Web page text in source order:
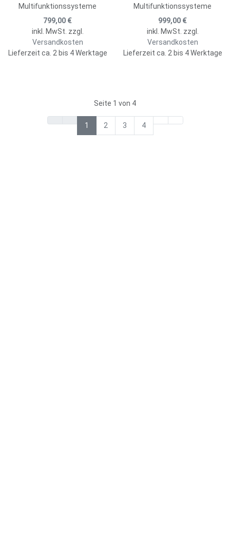
Multifunktionssysteme
799,00 €
inkl. MwSt. zzgl.
Versandkosten
Lieferzeit ca. 2 bis 4 Werktage
Multifunktionssysteme
999,00 €
inkl. MwSt. zzgl.
Versandkosten
Lieferzeit ca. 2 bis 4 Werktage
Seite 1 von 4
1 2 3 4